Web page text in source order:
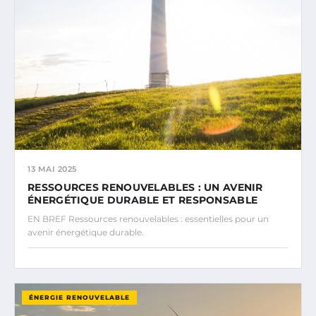
13 MAI 2025
RESSOURCES RENOUVELABLES : UN AVENIR
ÉNERGÉTIQUE DURABLE ET RESPONSABLE
EN BREF Ressources renouvelables : essentielles pour un
avenir énergétique durable.
ÉNERGIE RENOUVELABLE